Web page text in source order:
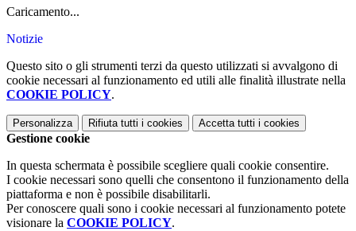
Caricamento...
Notizie
Questo sito o gli strumenti terzi da questo utilizzati si avvalgono di
cookie necessari al funzionamento ed utili alle finalità illustrate nella
COOKIE POLICY.
Personalizza Rifiuta tutti i cookies Accetta tutti i cookies
Gestione cookie
In questa schermata è possibile scegliere quali cookie consentire.
I cookie necessari sono quelli che consentono il funzionamento della
piattaforma e non è possibile disabilitarli.
Per conoscere quali sono i cookie necessari al funzionamento potete
visionare la COOKIE POLICY.